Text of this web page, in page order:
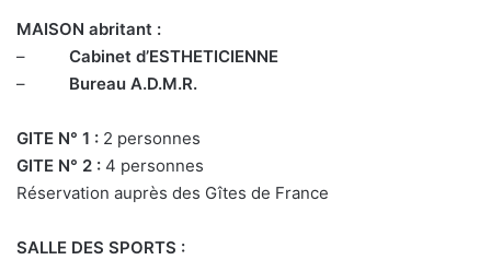
MAISON abritant :
– Cabinet d’ESTHETICIENNE
– Bureau A.D.M.R.
GITE N° 1 : 2 personnes
GITE N° 2 : 4 personnes
Réservation auprès des Gîtes de France
SALLE DES SPORTS :